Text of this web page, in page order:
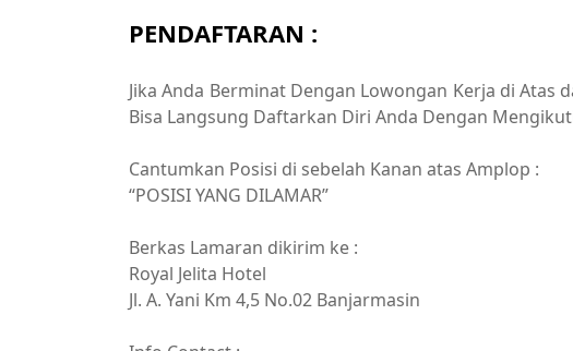
PENDAFTARAN :
Jika Anda Berminat Dengan Lowongan Kerja di Atas
Bisa Langsung Daftarkan Diri Anda Dengan
Cantumkan Posisi di sebelah Kanan atas Amplop :
“POSISI YANG DILAMAR”
Berkas Lamaran dikirim ke :
Royal Jelita Hotel
Jl. A. Yani Km 4,5 No.02 Banjarmasin